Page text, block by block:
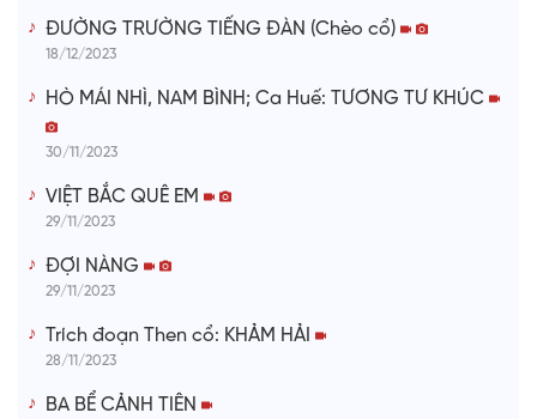
ĐƯỜNG TRƯỜNG TIẾNG ĐÀN (Chèo cổ)
18/12/2023
HÒ MÁI NHÌ, NAM BÌNH; Ca Huế: TƯƠNG TƯ KHÚC
30/11/2023
VIỆT BẮC QUÊ EM
29/11/2023
ĐỢI NÀNG
29/11/2023
Trích đoạn Then cổ: KHẢM HẢI
28/11/2023
BA BỂ CẢNH TIÊN